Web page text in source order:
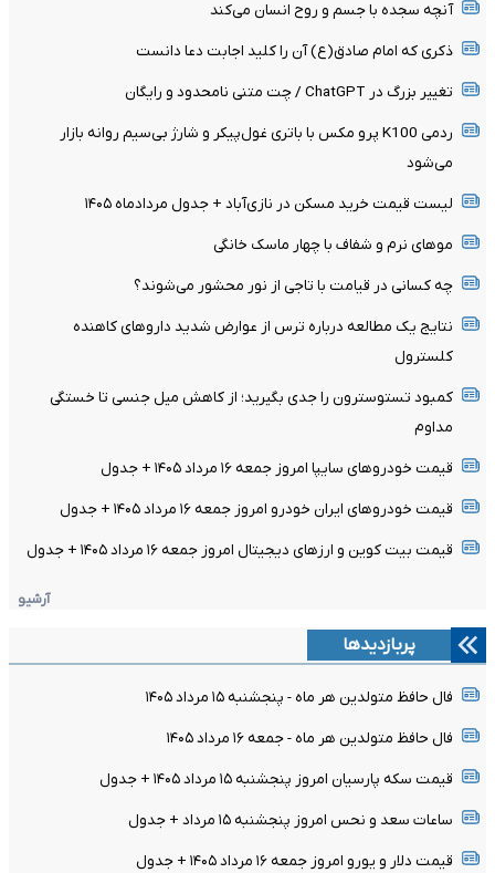
آنچه سجده با جسم و روح انسان می‌کند
ذکری که امام صادق(ع) آن را کلید اجابت دعا دانست
تغییر بزرگ در ChatGPT / چت متنی نامحدود و رایگان
ردمی K100 پرو مکس با باتری غول‌پیکر و شارژ بی‌سیم روانه بازار
می‌شود
لیست قیمت خرید مسکن در نازی‌آباد + جدول مردادماه ۱۴۰۵
موهای نرم و شفاف با چهار ماسک خانگی
چه کسانی در قیامت با تاجی از نور محشور می‌شوند؟
نتایج یک مطالعه درباره ترس از عوارض شدید داروهای کاهنده
کلسترول
کمبود تستوسترون را جدی بگیرید؛ از کاهش میل جنسی تا خستگی
مداوم
قیمت خودرو‌های سایپا امروز جمعه ۱۶ مرداد ۱۴۰۵ + جدول
قیمت خودرو‌های ایران خودرو امروز جمعه ۱۶ مرداد ۱۴۰۵ + جدول
قیمت بیت کوین و ارز‌های دیجیتال امروز جمعه ۱۶ مرداد ۱۴۰۵ + جدول
آرشیو
پربازدیدها
فال حافظ متولدین هر ماه - پنجشنبه ۱۵ مرداد ۱۴۰۵
فال حافظ متولدین هر ماه - جمعه ۱۶ مرداد ۱۴۰۵
قیمت سکه پارسیان امروز پنجشنبه ۱۵ مرداد ۱۴۰۵ + جدول
ساعات سعد و نحس امروز پنجشنبه ۱۵ مرداد + جدول
قیمت دلار و یورو امروز جمعه ۱۶ مرداد ۱۴۰۵ + جدول